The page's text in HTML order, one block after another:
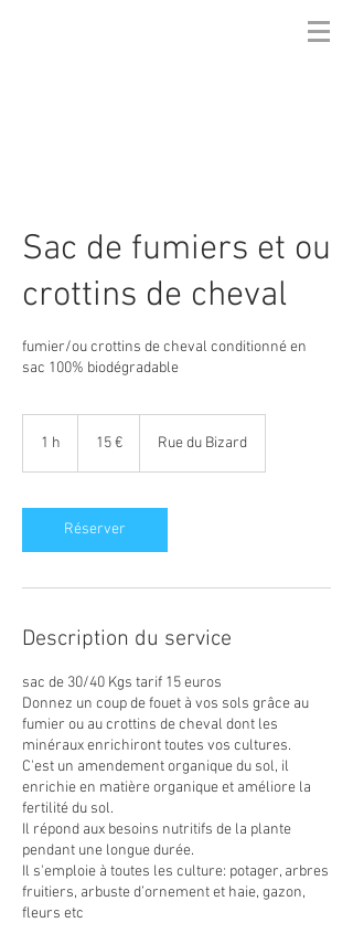
Sac de fumiers et ou
crottins de cheval
fumier/ou crottins de cheval conditionné en
sac 100% biodégradable
1 h 15 € Rue du Bizard
Réserver
Description du service
sac de 30/40 Kgs tarif 15 euros
Donnez un coup de fouet à vos sols grâce au
fumier ou au crottins de cheval dont les
minéraux enrichiront toutes vos cultures.
C'est un amendement organique du sol, il
enrichie en matière organique et améliore la
fertilité du sol.
Il répond aux besoins nutritifs de la plante
pendant une longue durée.
Il s'emploie à toutes les culture: potager, arbres
fruitiers, arbuste d’ornement et haie, gazon,
fleurs etc